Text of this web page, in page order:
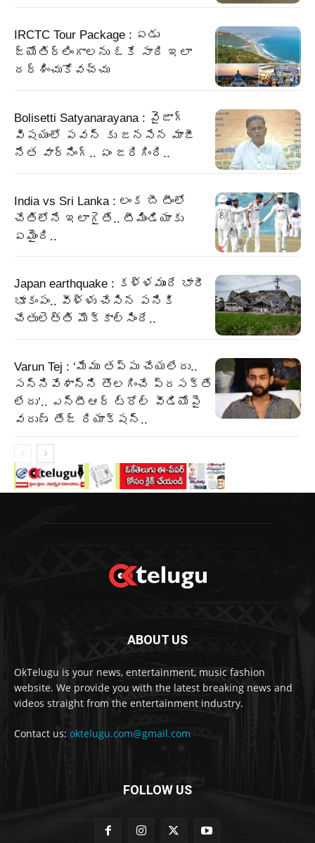
IRCTC Tour Package : ఏడు
జ్యోతిర్లింగాలను ఓకే సారి ఇలా
దర్శించుకోవచ్చు
Bolisetti Satyanarayana : వైజాగ్
విషయంలో పవన్ కు జనసేన మాజీ
నేత వార్నింగ్.. ఏం జరిగింది..
India vs Sri Lanka : లంక బీ టీంలో
చేతిలోనే ఇలాగైతే.. టీమిండియాకు
ఏమైంది..
Japan earthquake : కళ్ళముందే భారీ
భూకంపం.. వీళ్ళు చేసిన పనికి
చేతులెత్తి మొక్కాల్సిందే..
Varun Tej : ‘మేము తప్పు చేయలేదు..
సన్నివేశాన్ని తొలగించే ప్రసక్తే
లేదు’.. ఎన్టీఆర్ ట్రోల్ వీడియోపై
వరుణ్ తేజ్ రియాక్షన్..
ABOUT US
OkTelugu is your news, entertainment, music fashion
website. We provide you with the latest breaking news and
videos straight from the entertainment industry.
Contact us: oktelugu.com@gmail.com
FOLLOW US